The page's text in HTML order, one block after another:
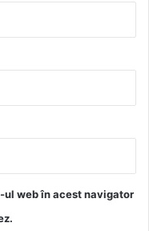
web în acest navigator